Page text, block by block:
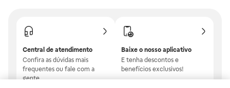
Central de atendimento
Confira as dúvidas mais
frequentes ou fale com a
gente.
Baixe o nosso aplicativo
E tenha descontos e
benefícios exclusivos!